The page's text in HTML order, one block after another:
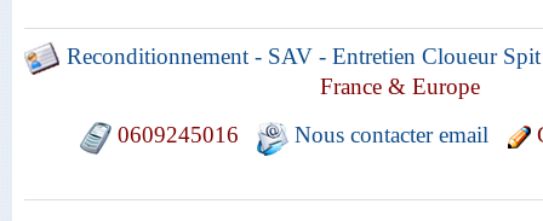
Reconditionnement - SAV - Entretien Cloueur
France & Europe
0609245016
Nous contacter email